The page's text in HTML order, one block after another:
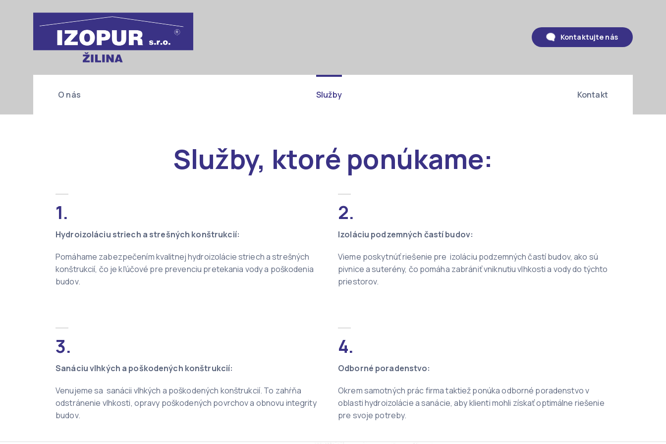
Kontaktujte nás
O nás Služby Kontakt
Služby, ktoré ponúkame:
1.
Hydroizoláciu striech a strešných konštrukcií:
Pomáhame zabezpečením kvalitnej hydroizolácie striech a strešných
konštrukcií, čo je kľúčové pre prevenciu pretekania vody a poškodenia
budov.
2.
Izoláciu podzemných častí budov:
Vieme poskytnúť riešenie pre izoláciu podzemných častí budov, ako sú
pivnice a suterény, čo pomáha zabrániť vniknutiu vlhkosti a vody do týchto
priestorov.
3.
Sanáciu vlhkých a poškodených konštrukcií:
Venujeme sa sanácii vlhkých a poškodených konštrukcií. To zahŕňa
odstránenie vlhkosti, opravy poškodených povrchov a obnovu integrity
budov.
4.
Odborné poradenstvo:
Okrem samotných prác firma taktiež ponúka odborné poradenstvo v
oblasti hydroizolácie a sanácie, aby klienti mohli získať optimálne riešenie
pre svoje potreby.